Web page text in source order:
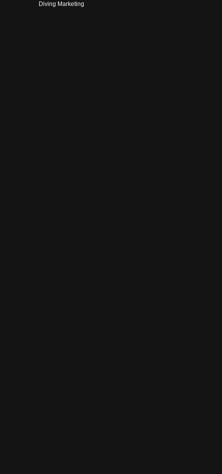
Diving Marketing